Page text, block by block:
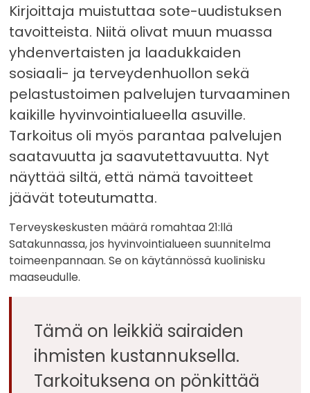
Kirjoittaja muistuttaa sote-uudistuksen
tavoitteista. Niitä olivat muun muassa
yhdenvertaisten ja laadukkaiden
sosiaali- ja terveydenhuollon sekä
pelastustoimen palvelujen turvaaminen
kaikille hyvinvointialueella asuville.
Tarkoitus oli myös parantaa palvelujen
saatavuutta ja saavutettavuutta. Nyt
näyttää siltä, että nämä tavoitteet
jäävät toteutumatta.
Terveyskeskusten määrä romahtaa 21:llä
Satakunnassa, jos hyvinvointialueen suunnitelma
toimeenpannaan. Se on käytännössä kuolinisku
maaseudulle.
Tämä on leikkiä sairaiden
ihmisten kustannuksella.
Tarkoituksena on pönkittää